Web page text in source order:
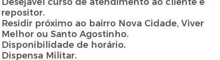
repositor.
Residir próximo ao bairro Nova Cidade, Viver
Melhor ou Santo Agostinho.
Disponibilidade de horário.
Dispensa Militar.